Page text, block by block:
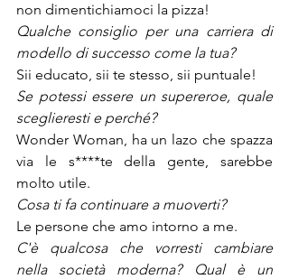
non dimentichiamoci la pizza!
Qualche consiglio per una carriera di
modello di successo come la tua?
Sii educato, sii te stesso, sii puntuale!
Se potessi essere un supereroe, quale
sceglieresti e perché?
Wonder Woman, ha un lazo che spazza
via le s****te della gente, sarebbe
molto utile.
Cosa ti fa continuare a muoverti?
Le persone che amo intorno a me.
C'è qualcosa che vorresti cambiare
nella società moderna? Qual è un